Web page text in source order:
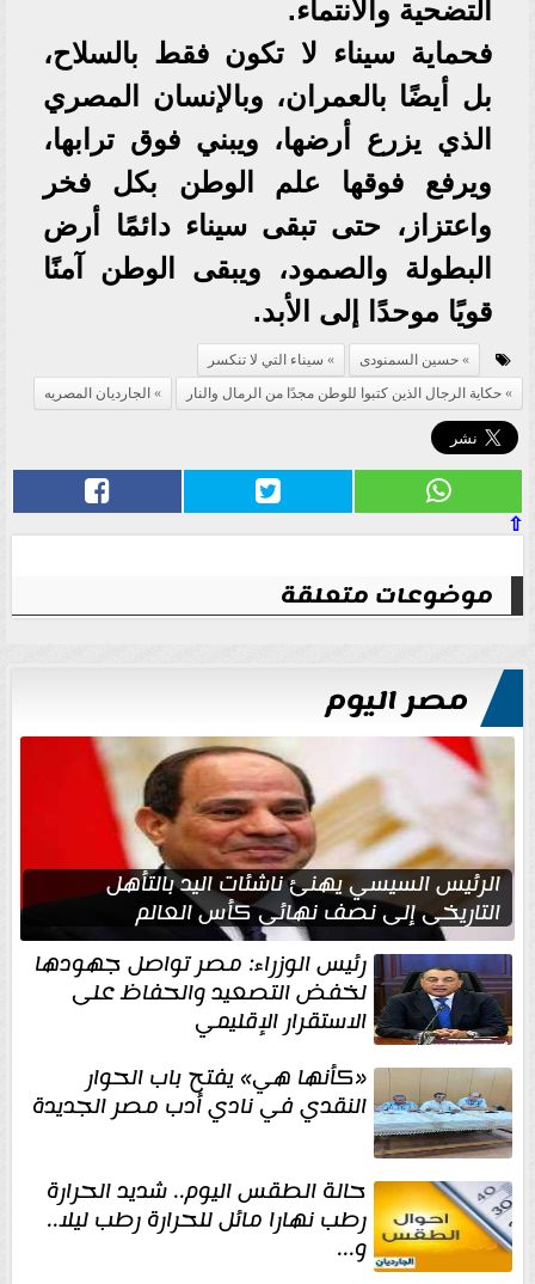
التضحية والانتماء.
فحماية سيناء لا تكون فقط بالسلاح،
بل أيضًا بالعمران، وبالإنسان المصري
الذي يزرع أرضها، ويبني فوق ترابها،
ويرفع فوقها علم الوطن بكل فخر
واعتزاز، حتى تبقى سيناء دائمًا أرض
البطولة والصمود، ويبقى الوطن آمنًا
قويًا موحدًا إلى الأبد.
حسين السمنودى
سيناء التي لا تنكسر
حكاية الرجال الذين كتبوا للوطن مجدًا من الرمال والنار
الجارديان المصريه
⇧
موضوعات متعلقة
مصر اليوم
الرئيس السيسي يهنئ ناشئات اليد بالتأهل
التاريخي إلى نصف نهائي كأس العالم
رئيس الوزراء: مصر تواصل جهودها
لخفض التصعيد والحفاظ على
الاستقرار الإقليمي
«كأنها هي» يفتح باب الحوار
النقدي في نادي أدب مصر الجديدة
حالة الطقس اليوم.. شديد الحرارة
رطب نهارا مائل للحرارة رطب ليلا..
و...